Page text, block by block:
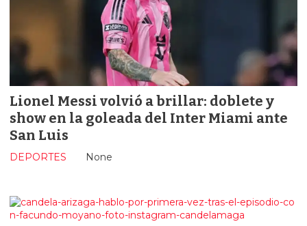
Lionel Messi volvió a brillar: doblete y
show en la goleada del Inter Miami ante
San Luis
None
DEPORTES